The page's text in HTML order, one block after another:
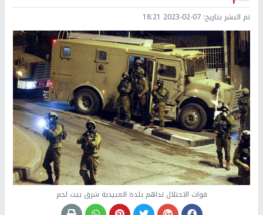
تم النشر بتاريخ: 2023-02-07 18:21
قوات الاحتلال تداهم بلدة العبيدية شرق بيت لحم